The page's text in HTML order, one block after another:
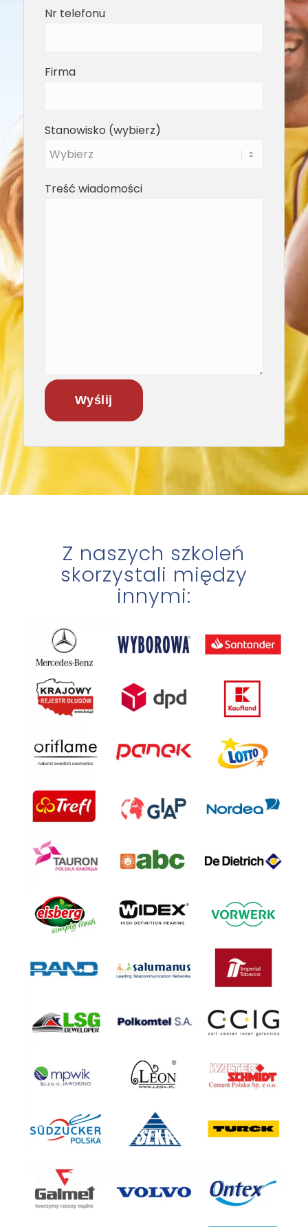
Nr telefonu
Firma
Stanowisko (wybierz)
Treść wiadomości
Z naszych szkoleń
skorzystali między
innymi: